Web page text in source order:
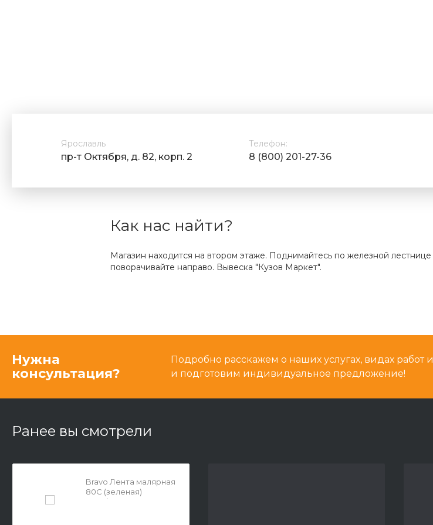
Ярославль
пр-т Октября, д. 82, корп. 2
Телефон:
8 (800) 201-27-36
Как нас найти?
Магазин находится на втором этаже. Поднимайтесь по железной лестнице
поворачивайте направо. Вывеска "Кузов Маркет".
Нужна
консультация?
Подробно расскажем о наших услугах, видах работ
и подготовим индивидуальное предложение!
Ранее вы смотрели
Bravo Лента малярная
80С (зеленая)
24мм*40м